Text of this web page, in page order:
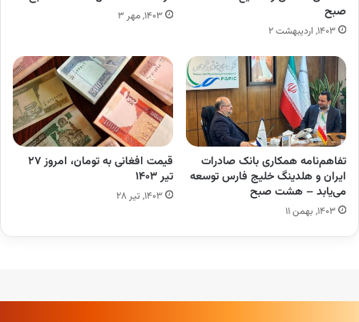
صبح
۱۴۰۳, اردیبهشت ۲
۱۴۰۳, مهر ۳
تفاهم‌نامه همکاری بانک صادرات
ایران و هلدینگ خلیج فارس توسعه
می‌یابد – هشت صبح
۱۴۰۳, بهمن ۱۱
قیمت افغانی به تومان، امروز ۲۷
تیر ۱۴۰۳
۱۴۰۳, تیر ۲۸